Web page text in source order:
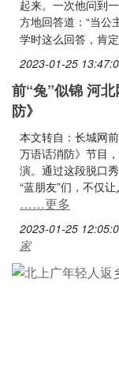
起来。一次他问到
方地回答道：“当公
学时这么回答，肯
2023-01-25
前“兔”似锦 河
防》
本文转自：长城网
万语话消防》节目
演。通过这段脱口
“蓝朋友”们，不仅
……更多
2023-01-25
家